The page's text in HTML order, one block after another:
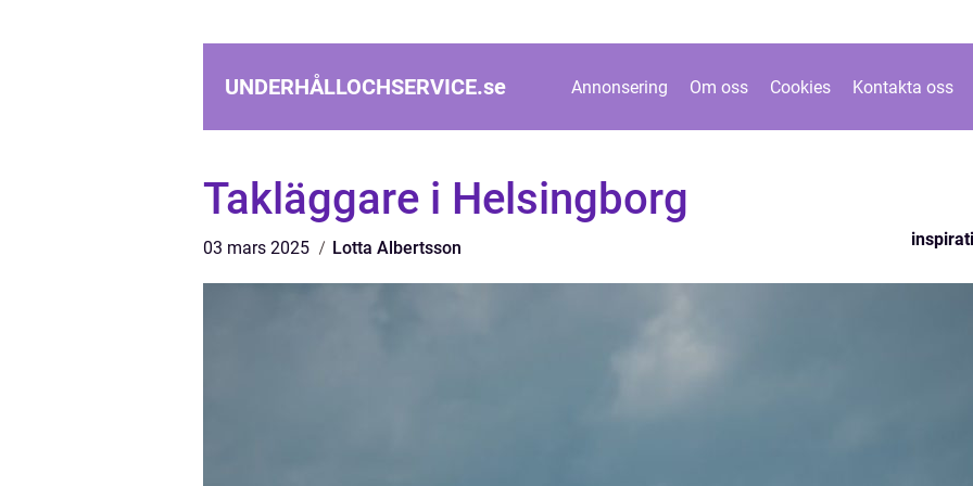
UNDERHÅLLOCHSERVICE.se Annonsering Om oss Cookies Kontakta oss
Takläggare i Helsingborg
03 mars 2025 Lotta Albertsson